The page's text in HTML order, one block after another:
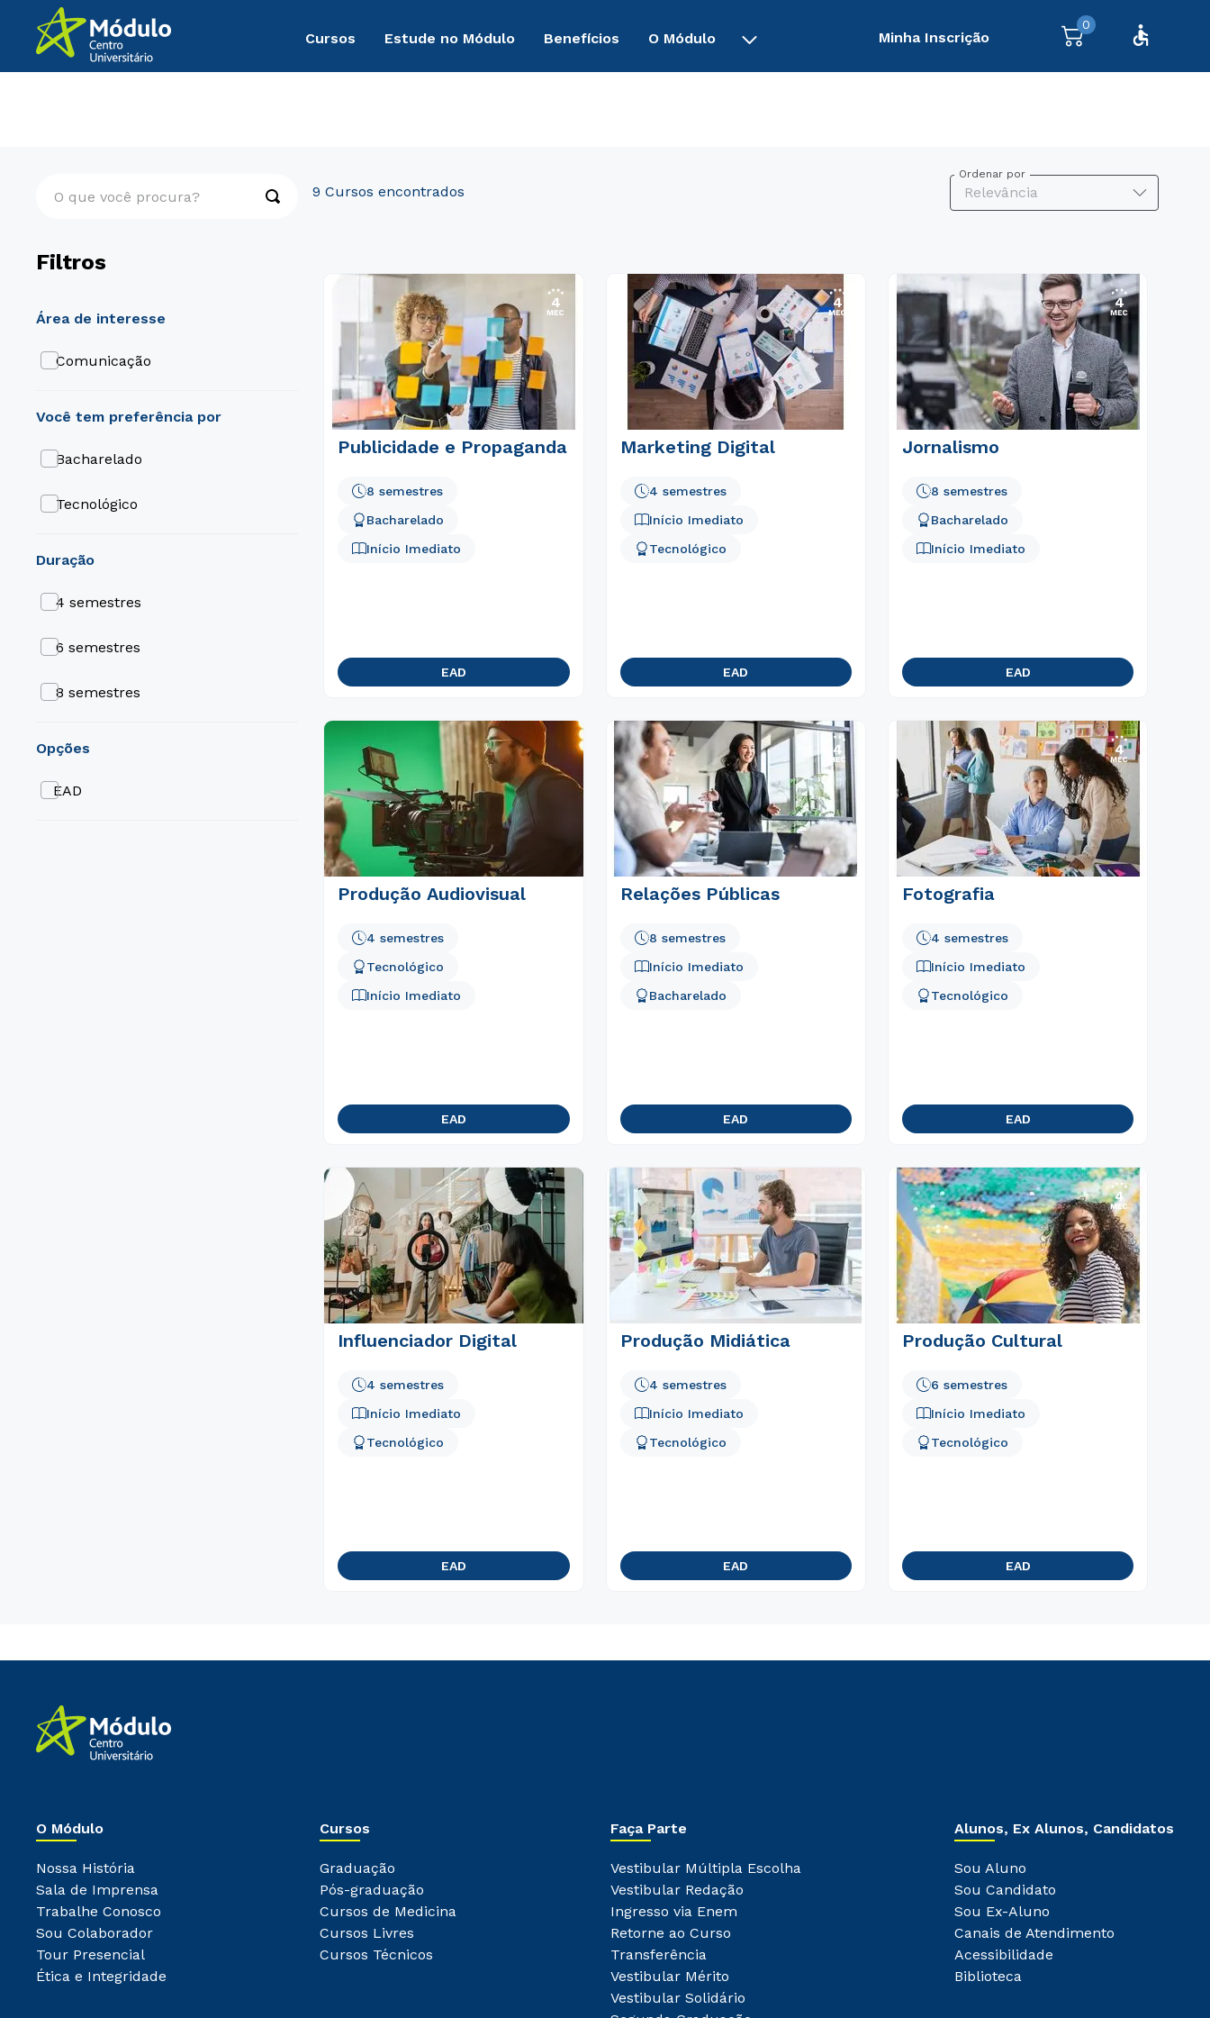
Cursos Estude no Módulo Benefícios O Módulo Minha Inscrição
0
Filtros
área de interesse
Comunicação
duração
4 semestres
6 semestres
8 semestres
opções
EAD
Bacharelado
Tecnológico
9
Ordenar por
Relevância
Publicidade e Propaganda
Bacharelado
Início Imediato
8 semestres
EAD
Marketing Digital
4 semestres
Início Imediato
Tecnológico
EAD
Jornalismo
Bacharelado
Início Imediato
8 semestres
EAD
Produção Audiovisual
Tecnológico
4 semestres
Início Imediato
EAD
Relações Públicas
Início Imediato
Bacharelado
8 semestres
EAD
Fotografia
Início Imediato
Tecnológico
4 semestres
EAD
Influenciador Digital
Início Imediato
Tecnológico
4 semestres
EAD
Produção Midiática
4 semestres
Início Imediato
Tecnológico
EAD
Produção Cultural
Início Imediato
Tecnológico
6 semestres
EAD
O Módulo
Nossa História
Sala de Imprensa
Trabalhe Conosco
Sou Colaborador
Tour Presencial
Ética e Integridade
Cursos
Graduação
Pós-graduação
Cursos de Medicina
Cursos Livres
Cursos Técnicos
Faça Parte
Vestibular Múltipla Escolha
Vestibular Redação
Ingresso via Enem
Retorne ao Curso
Transferência
Vestibular Mérito
Vestibular Solidário
Alunos, Ex Alunos, Candidatos
Sou Aluno
Sou Candidato
Sou Ex-Aluno
Canais de Atendimento
Acessibilidade
Biblioteca
Rápido e fácil
WhatsApp
Política de Privacidade.e